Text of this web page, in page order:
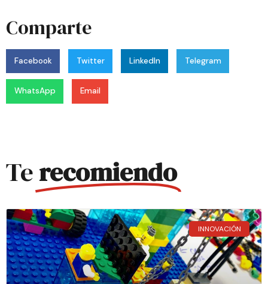
Comparte
Facebook Twitter LinkedIn Telegram
WhatsApp Email
Terecomiendo
INNOVACIÓN